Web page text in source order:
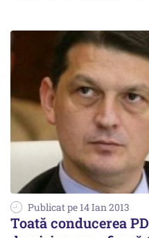
Publicat pe 14 Ian 2013
Toată conducerea